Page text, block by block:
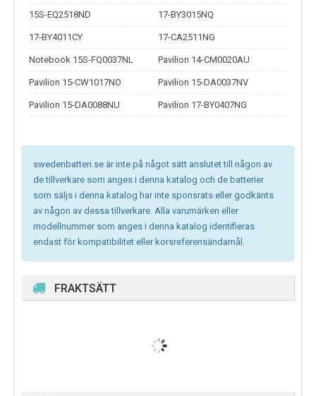
15S-EQ2518ND 17-BY3015NQ
17-BY4011CY 17-CA2511NG
Notebook 15S-FQ0037NL Pavilion 14-CM0020AU
Pavilion 15-CW1017NO Pavilion 15-DA0037NV
Pavilion 15-DA0088NU Pavilion 17-BY0407NG
swedenbatteri.se är inte på något sätt anslutet till någon av
de tillverkare som anges i denna katalog och de batterier
som säljs i denna katalog har inte sponsrats eller godkänts
av någon av dessa tillverkare. Alla varumärken eller
modellnummer som anges i denna katalog identifieras
endast för kompatibilitet eller korsreferensändamål.
FRAKTSÄTT